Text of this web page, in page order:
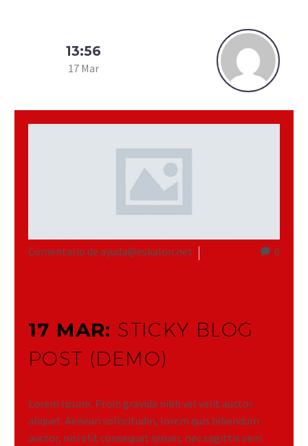
13:56
17 Mar
Comentario de ayuda@eskalon.net
0
17 MAR: STICKY BLOG
POST (DEMO)
Lorem Ipsum. Proin gravida nibh vel velit auctor
aliquet. Aenean sollicitudin, lorem quis bibendum
auctor, nisi elit consequat ipsum, nec sagittis sem